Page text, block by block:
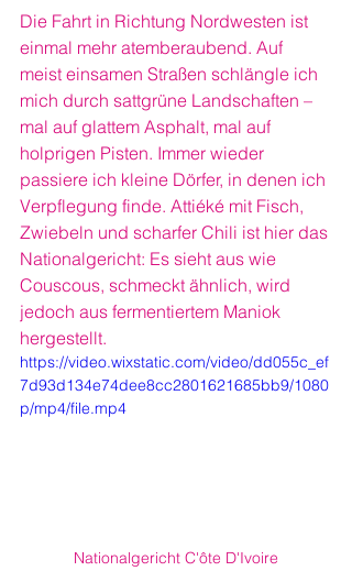
Die Fahrt in Richtung Nordwesten ist
einmal mehr atemberaubend. Auf
meist einsamen Straßen schlängle ich
mich durch sattgrüne Landschaften –
mal auf glattem Asphalt, mal auf
holprigen Pisten. Immer wieder
passiere ich kleine Dörfer, in denen ich
Verpflegung finde. Attiéké mit Fisch,
Zwiebeln und scharfer Chili ist hier das
Nationalgericht: Es sieht aus wie
Couscous, schmeckt ähnlich, wird
jedoch aus fermentiertem Maniok
hergestellt.
https://video.wixstatic.com/video/dd055c_ef
7d93d134e74dee8cc2801621685bb9/1080
p/mp4/file.mp4
Nationalgericht C'ôte D'Ivoire